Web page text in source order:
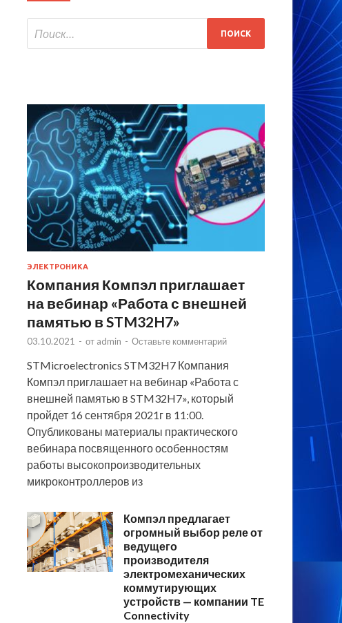
ЭЛЕКТРОНИКА
Компания Компэл приглашает
на вебинар «Работа с внешней
памятью в STM32H7»
03.10.2021 - от admin - Оставьте комментарий
STMicroelectronics STM32H7 Компания
Компэл приглашает на вебинар «Работа с
внешней памятью в STM32H7», который
пройдет 16 сентября 2021г в 11:00.
Опубликованы материалы практического
вебинара посвященного особенностям
работы высокопроизводительных
микроконтроллеров из
Компэл предлагает
огромный выбор реле от
ведущего
производителя
электромеханических
коммутирующих
устройств — компании TE
Connectivity